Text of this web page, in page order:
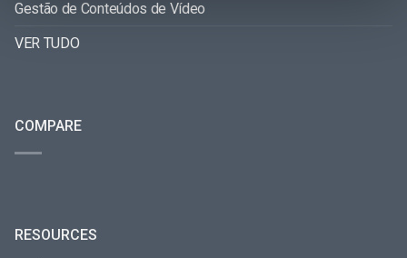
Gestão de Conteúdos de Vídeo
VER TUDO
COMPARE
RESOURCES